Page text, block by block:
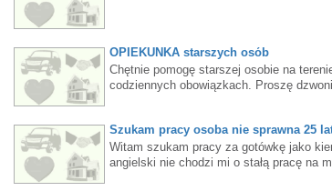
OPIEKUNKA starszych osób
Chętnie pomogę starszej osobie na
codziennych obowiązkach. Proszę
Szukam pracy osoba nie sprawna 25
Witam szukam pracy za gotówkę jako
angielski nie chodzi mi o stałą pracę na